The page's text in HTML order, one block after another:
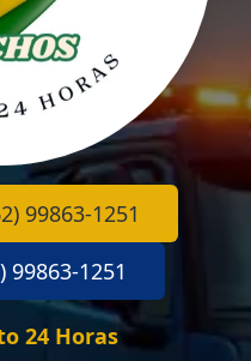
99863-1251
99863-1251
24 Horas